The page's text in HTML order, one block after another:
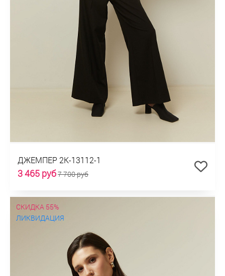
ДЖЕМПЕР 2К-13112-1
3 465 руб7 700 руб
СКИДКА 55%
ЛИКВИДАЦИЯ